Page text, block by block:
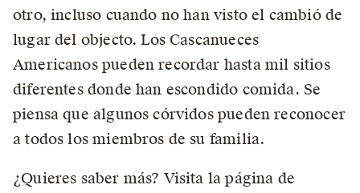
otro, incluso cuando no han visto el cambió de
lugar del objecto. Los Cascanueces
Americanos pueden recordar hasta mil sitios
diferentes donde han escondido comida. Se
piensa que algunos córvidos pueden reconocer
a todos los miembros de su familia.
¿Quieres saber más? Visita la página de